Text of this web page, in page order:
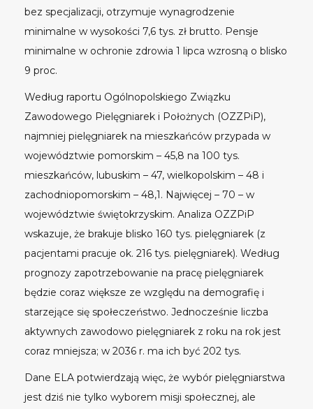
bez specjalizacji, otrzymuje wynagrodzenie
minimalne w wysokości 7,6 tys. zł brutto. Pensje
minimalne w ochronie zdrowia 1 lipca wzrosną o blisko
9 proc.
Według raportu Ogólnopolskiego Związku
Zawodowego Pielęgniarek i Położnych (OZZPiP),
najmniej pielęgniarek na mieszkańców przypada w
województwie pomorskim – 45,8 na 100 tys.
mieszkańców, lubuskim – 47, wielkopolskim – 48 i
zachodniopomorskim – 48,1. Najwięcej – 70 – w
województwie świętokrzyskim. Analiza OZZPiP
wskazuje, że brakuje blisko 160 tys. pielęgniarek (z
pacjentami pracuje ok. 216 tys. pielęgniarek). Według
prognozy zapotrzebowanie na pracę pielęgniarek
będzie coraz większe ze względu na demografię i
starzejące się społeczeństwo. Jednocześnie liczba
aktywnych zawodowo pielęgniarek z roku na rok jest
coraz mniejsza; w 2036 r. ma ich być 202 tys.
Dane ELA potwierdzają więc, że wybór pielęgniarstwa
jest dziś nie tylko wyborem misji społecznej, ale